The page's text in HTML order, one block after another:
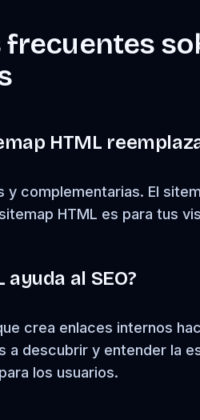
frecuentes
HTML
y complementarias. El
HTML es para tus
ayuda al SEO?
crea enlaces internos
a descubrir y entender la
los usuarios.